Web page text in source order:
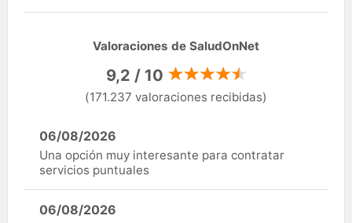
Valoraciones de SaludOnNet
9,2 / 10
(171.237 valoraciones recibidas)
06/08/2026
Una opción muy interesante para contratar
servicios puntuales
06/08/2026